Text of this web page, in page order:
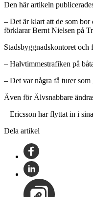
Den här artikeln
– Det är klart att de som
förklarar Bernt Nielsen på
Stadsbyggnadskontoret
– Halvtimmestrafiken på
– Det var några få turer
Även för Älvsnabbare
– Ericsson har flyttat in i
Dela artikel